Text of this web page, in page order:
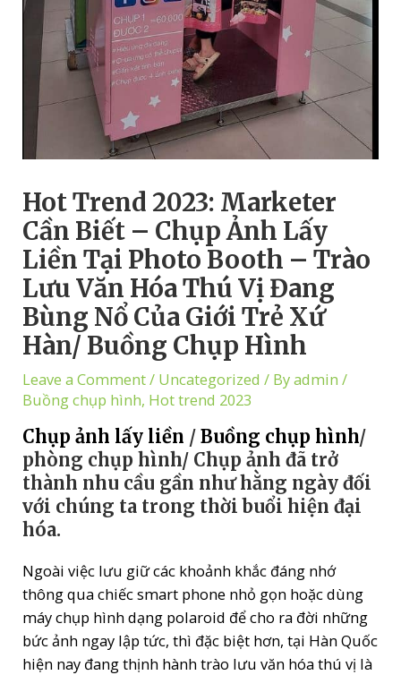
Hot Trend 2023: Marketer
Cần Biết – Chụp Ảnh Lấy
Liền Tại Photo Booth – Trào
Lưu Văn Hóa Thú Vị Đang
Bùng Nổ Của Giới Trẻ Xứ
Hàn/ Buồng Chụp Hình
Leave a Comment/ Uncategorized / Byadmin /
Buồng chụp hình, Hot trend 2023
Chụp ảnh lấy liền /Buồng chụp hình/
phòng chụp hình/ Chụp ảnh đã trở
thành nhu cầu gần như hằng ngày đối
với chúng ta trong thời buổi hiện đại
hóa.
Ngoài việc lưu giữ các khoảnh khắc đáng nhớ
thông qua chiếc smart phone nhỏ gọn hoặc dùng
máy chụp hình dạng polaroid để cho ra đời những
bức ảnh ngay lập tức, thì đặc biệt hơn, tại Hàn Quốc
hiện nay đang thịnh hành trào lưu văn hóa thú vị là